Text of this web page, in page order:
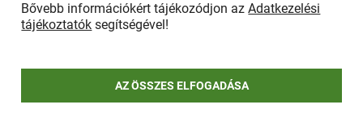
Afrikai sertéspestis - kérések a lakosság felé
Bővebb információkért tájékozódjon azAdatkezelési
tájékoztatók segítségével!
AZ ÖSSZES ELFOGADÁSA